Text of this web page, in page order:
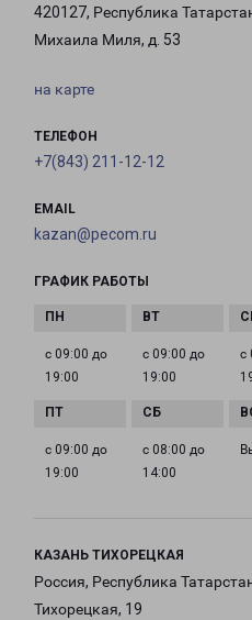
420127, Республика
Михаила Миля, д. 53
на карте
ТЕЛЕФОН
+7(843) 211-12-12
EMAIL
kazan@pecom.ru
ГРАФИК РАБОТЫ
с 09:00 до
19:00
с 09:00 до
19:00
с
с 09:00 до
19:00
с 08:00 до
14:00
КАЗАНЬ ТИХОРЕЦКАЯ
Россия, Республика
Тихорецкая, 19